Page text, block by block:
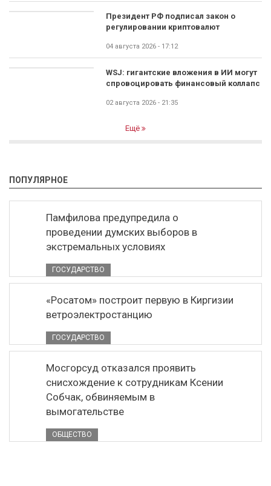
Президент РФ подписал закон о
регулировании криптовалют
04 августа 2026 - 17:12
WSJ: гигантские вложения в ИИ могут
спровоцировать финансовый коллапс
02 августа 2026 - 21:35
Ещё
ПОПУЛЯРНОЕ
Памфилова предупредила о
проведении думских выборов в
экстремальных условиях
ГОСУДАРСТВО
«Росатом» построит первую в Киргизии
ветроэлектростанцию
ГОСУДАРСТВО
Мосгорсуд отказался проявить
снисхождение к сотрудникам Ксении
Собчак, обвиняемым в
вымогательстве
ОБЩЕСТВО